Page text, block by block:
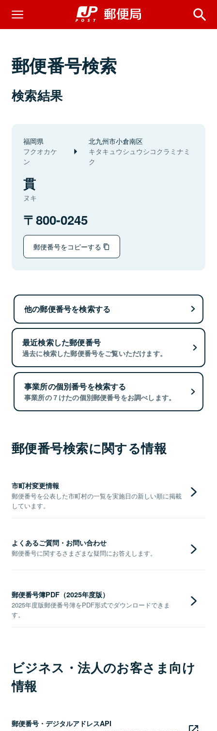
郵便番号検索
検索結果
福岡県
フクオカケ
ン
北九州市小倉南区
キタキュウシュウシコクラミナミ
ク
貫
ヌキ
800-0245
郵便番号をコピーする
他の郵便番号を検索する
最近検索した郵便番号
過去に検索した郵便番号をご覧いただけます。
事業所の個別番号を検索する
事業所の７けたの個別郵便番号をお調べします。
郵便番号検索に関する情報
市町村変更情報
郵便番号を公表した市町村の一覧を実施日の新しい順に掲載
しています。
よくあるご質問・お問い合わせ
郵便番号に関するさまざまな疑問にお答えします。
郵便番号簿PDF（2025年度版）
2025年度版郵便番号簿をPDF形式でダウンロードできま
す。
ビジネス・法人のお客さま向け
情報
郵便番号・デジタルアドレスAPI